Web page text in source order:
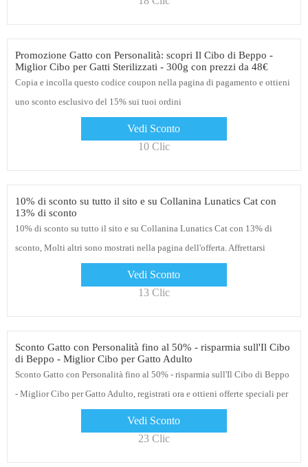
Promozione Gatto con Personalità: scopri Il Cibo di Beppo -
Miglior Cibo per Gatti Sterilizzati - 300g con prezzi da 48€
Copia e incolla questo codice coupon nella pagina di pagamento e ottieni
uno sconto esclusivo del 15% sui tuoi ordini
Vedi Sconto
10 Clic
10% di sconto su tutto il sito e su Collanina Lunatics Cat con
13% di sconto
10% di sconto su tutto il sito e su Collanina Lunatics Cat con 13% di
sconto, Molti altri sono mostrati nella pagina dell'offerta. Affrettarsi
Vedi Sconto
13 Clic
Sconto Gatto con Personalità fino al 50% - risparmia sull'Il Cibo
di Beppo - Miglior Cibo per Gatto Adulto
Sconto Gatto con Personalità fino al 50% - risparmia sull'Il Cibo di Beppo
- Miglior Cibo per Gatto Adulto, registrati ora e ottieni offerte speciali per
Vedi Sconto
23 Clic